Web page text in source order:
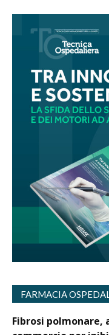
FARMACIA
Fibrosi polmonare,